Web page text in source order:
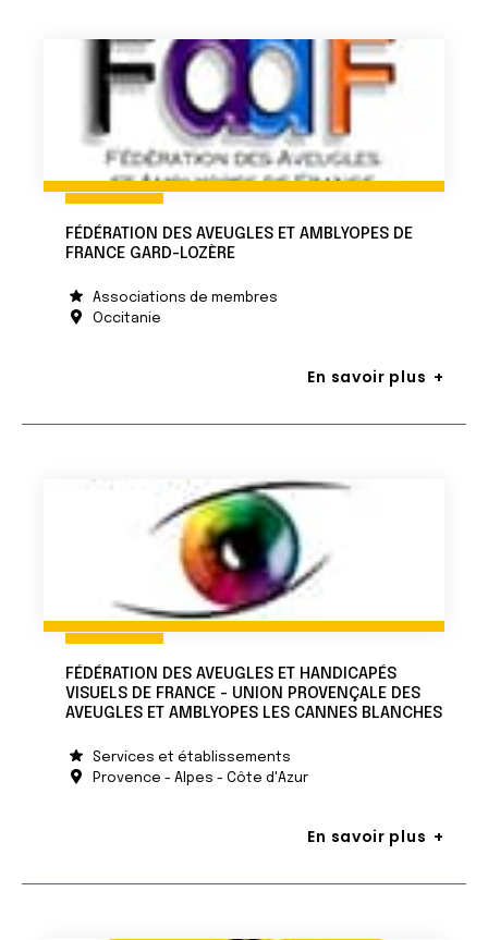
FÉDÉRATION DES AVEUGLES ET AMBLYOPES DE
FRANCE GARD-LOZÈRE
Associations de membres
Occitanie
En savoir plus
FÉDÉRATION DES AVEUGLES ET HANDICAPÉS
VISUELS DE FRANCE - UNION PROVENÇALE DES
AVEUGLES ET AMBLYOPES LES CANNES BLANCHES
Services et établissements
Provence - Alpes - Côte d'Azur
En savoir plus